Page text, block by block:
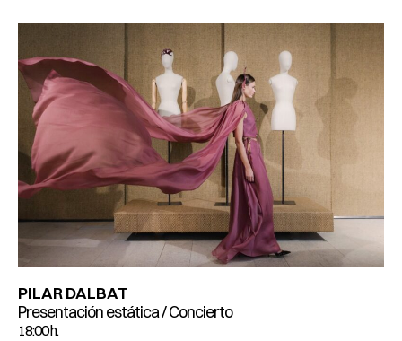
PILAR DALBAT
Presentación estática / Concierto
18:00 h.